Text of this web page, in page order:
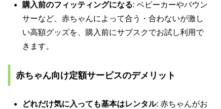
購入前のフィッティングになる: ベビーカーやバウン
サーなど、赤ちゃんによって合う・合わないが激し
い高額グッズを、購入前にサブスクでお試し利用で
きます。
赤ちゃん向け定額サービスのデメリット
どれだけ気に入っても基本はレンタル: 赤ちゃんがお